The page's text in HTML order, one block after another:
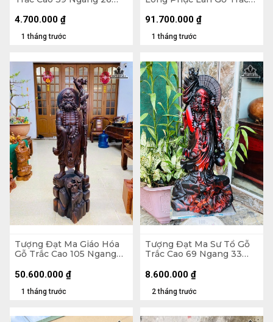
1 tháng trước
4.700.000 ₫
(cm)
1 tháng trước
91.700.000 ₫
Tượng Đạt Ma Giáo Hóa
Gỗ Trắc Cao 105 Ngang
1 tháng trước
50.600.000 ₫
Tượng Đạt Ma Sư Tổ Gỗ
Trắc Cao 69 Ngang 33
2 tháng trước
8.600.000 ₫